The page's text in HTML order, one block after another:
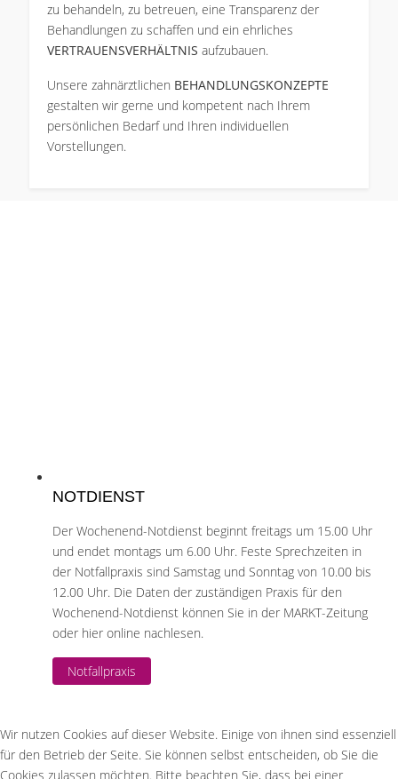
zu behandeln, zu betreuen, eine Transparenz der
Behandlungen zu schaffen und ein ehrliches
VERTRAUENSVERHÄLTNIS aufzubauen.
Unsere zahnärztlichen BEHANDLUNGSKONZEPTE
gestalten wir gerne und kompetent nach Ihrem
persönlichen Bedarf und Ihren individuellen
Vorstellungen.
NOTDIENST
Der Wochenend-Notdienst beginnt freitags um 15.00 Uhr
und endet montags um 6.00 Uhr. Feste Sprechzeiten in
der Notfallpraxis sind Samstag und Sonntag von 10.00 bis
12.00 Uhr. Die Daten der zuständigen Praxis für den
Wochenend-Notdienst können Sie in der MARKT-Zeitung
oder hier online nachlesen.
Notfallpraxis
Wir nutzen Cookies auf dieser Website. Einige von ihnen sind essenziell
für den Betrieb der Seite. Sie können selbst entscheiden, ob Sie die
Cookies zulassen möchten. Bitte beachten Sie, dass bei einer